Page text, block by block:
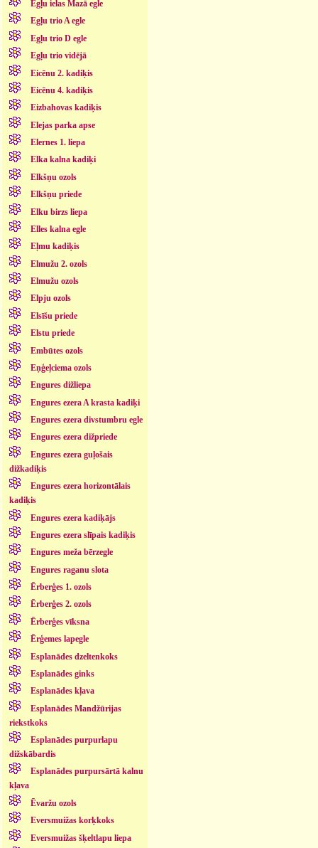
Egļu ielas Mazā egle
Egļu trio A egle
Egļu trio D egle
Egļu trio vidējā
Eicēnu 2. kadiķis
Eicēnu 4. kadiķis
Eizbahovas kadiķis
Elejas parka apse
Elernes 1. liepa
Elka kalna kadiķi
Elkšņu ozols
Elkšņu priede
Elku birzs liepa
Elles kalna egle
Eļmu kadiķis
Elmužu 2. ozols
Elmužu ozols
Elpju ozols
Elsīšu priede
Elstu priede
Embūtes ozols
Eņģeļciema ozols
Engures dižliepa
Engures ezera A krasta kadiķi
Engures ezera divstumbru egle
Engures ezera dižpriede
Engures ezera guļošais
dižkadiķis
Engures ezera horizontālais
kadiķis
Engures ezera kadiķājs
Engures ezera slīpais kadiķis
Engures meža bērzegle
Engures raganu slota
Ērberģes 1. ozols
Ērberģes 2. ozols
Ērberģes vīksna
Ērģemes lapegle
Esplanādes dzeltenkoks
Esplanādes ginks
Esplanādes kļava
Esplanādes Mandžūrijas
riekstkoks
Esplanādes purpurlapu
dižskābardis
Esplanādes purpursārtā kalnu
kļava
Ēvaržu ozols
Eversmuižas korķkoks
Eversmuižas šķeltlapu liepa